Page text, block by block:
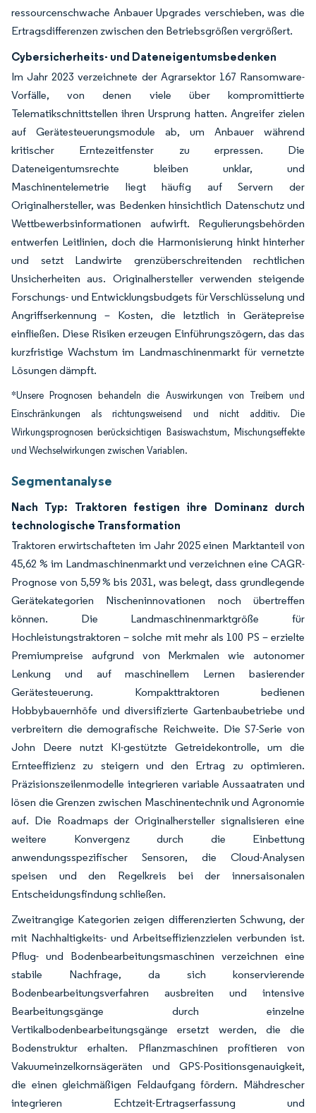
ressourcenschwache Anbauer Upgrades verschieben, was die
Ertragsdifferenzen zwischen den Betriebsgrößen vergrößert.
Cybersicherheits- und Dateneigentumsbedenken
Im Jahr 2023 verzeichnete der Agrarsektor 167 Ransomware-
Vorfälle, von denen viele über kompromittierte
Telematikschnittstellen ihren Ursprung hatten. Angreifer zielen
auf Gerätesteuerungsmodule ab, um Anbauer während
kritischer Erntezeitfenster zu erpressen. Die
Dateneigentumsrechte bleiben unklar, und
Maschinentelemetrie liegt häufig auf Servern der
Originalhersteller, was Bedenken hinsichtlich Datenschutz und
Wettbewerbsinformationen aufwirft. Regulierungsbehörden
entwerfen Leitlinien, doch die Harmonisierung hinkt hinterher
und setzt Landwirte grenzüberschreitenden rechtlichen
Unsicherheiten aus. Originalhersteller verwenden steigende
Forschungs- und Entwicklungsbudgets für Verschlüsselung und
Angriffserkennung – Kosten, die letztlich in Gerätepreise
einfließen. Diese Risiken erzeugen Einführungszögern, das das
kurzfristige Wachstum im Landmaschinenmarkt für vernetzte
Lösungen dämpft.
*Unsere Prognosen behandeln die Auswirkungen von Treibern und
Einschränkungen als richtungsweisend und nicht additiv. Die
Wirkungsprognosen berücksichtigen Basiswachstum, Mischungseffekte
und Wechselwirkungen zwischen Variablen.
Segmentanalyse
Nach Typ: Traktoren festigen ihre Dominanz durch
technologische Transformation
Traktoren erwirtschafteten im Jahr 2025 einen Marktanteil von
45,62 % im Landmaschinenmarkt und verzeichnen eine CAGR-
Prognose von 5,59 % bis 2031, was belegt, dass grundlegende
Gerätekategorien Nischeninnovationen noch übertreffen
können. Die Landmaschinenmarktgröße für
Hochleistungstraktoren – solche mit mehr als 100 PS – erzielte
Premiumpreise aufgrund von Merkmalen wie autonomer
Lenkung und auf maschinellem Lernen basierender
Gerätesteuerung. Kompakttraktoren bedienen
Hobbybauernhöfe und diversifizierte Gartenbaubetriebe und
verbreitern die demografische Reichweite. Die S7-Serie von
John Deere nutzt KI-gestützte Getreidekontrolle, um die
Ernteeffizienz zu steigern und den Ertrag zu optimieren.
Präzisionszeilenmodelle integrieren variable Aussaatraten und
lösen die Grenzen zwischen Maschinentechnik und Agronomie
auf. Die Roadmaps der Originalhersteller signalisieren eine
weitere Konvergenz durch die Einbettung
anwendungsspezifischer Sensoren, die Cloud-Analysen
speisen und den Regelkreis bei der innersaisonalen
Entscheidungsfindung schließen.
Zweitrangige Kategorien zeigen differenzierten Schwung, der
mit Nachhaltigkeits- und Arbeitseffizienzzielen verbunden ist.
Pflug- und Bodenbearbeitungsmaschinen verzeichnen eine
stabile Nachfrage, da sich konservierende
Bodenbearbeitungsverfahren ausbreiten und intensive
Bearbeitungsgänge durch einzelne
Vertikalbodenbearbeitungsgänge ersetzt werden, die die
Bodenstruktur erhalten. Pflanzmaschinen profitieren von
Vakuumeinzelkornsägeräten und GPS-Positionsgenauigkeit,
die einen gleichmäßigen Feldaufgang fördern. Mähdrescher
integrieren Echtzeit-Ertragserfassung und